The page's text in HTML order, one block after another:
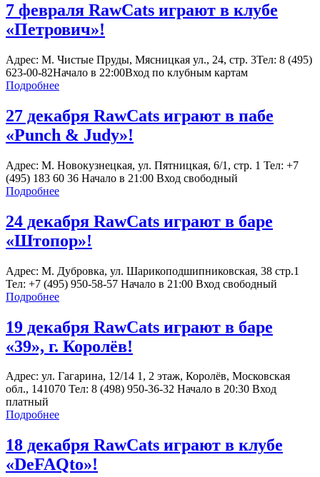
7 февраля RawCats играют в клубе
«Петрович»!
Адрес: М. Чистые Пруды, Мясницкая ул., 24, стр. 3Тел: 8 (495)
623-00-82Начало в 22:00Вход по клубным картам
Подробнее
27 декабря RawCats играют в пабе
«Punch & Judy»!
Адрес: М. Новокузнецкая, ул. Пятницкая, 6/1, стр. 1 Тел: +7
(495) 183 60 36 Начало в 21:00 Вход свободный
Подробнее
24 декабря RawCats играют в баре
«Штопор»!
Адрес: М. Дубровка, ул. Шарикоподшипниковская, 38 стр.1
Тел: +7 (495) 950-58-57 Начало в 21:00 Вход свободный
Подробнее
19 декабря RawCats играют в баре
«39», г. Королёв!
Адрес: ул. Гагарина, 12/14 1, 2 этаж, Королёв, Московская
обл., 141070 Тел: 8 (498) 950-36-32 Начало в 20:30 Вход
платный
Подробнее
18 декабря RawCats играют в клубе
«DeFAQto»!